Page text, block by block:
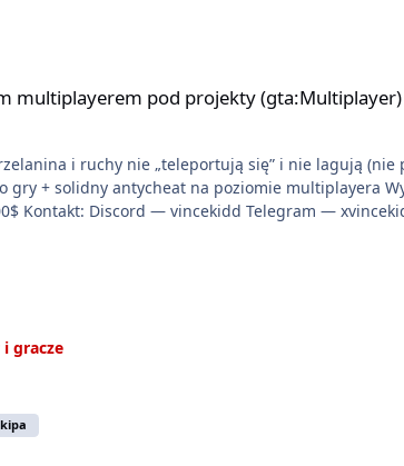
multiplayerem pod projekty (gta:Multiplayer)
i ruchy nie „teleportują się” i nie lagują (nie
+ solidny antycheat na poziomie multiplayera
napisania własnego modułu) Cena: 200$ Kontakt: Discord —
i gracze